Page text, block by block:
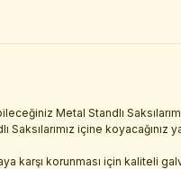
Metal Standlı
içine koyacağınız
karşı korunması için kaliteli